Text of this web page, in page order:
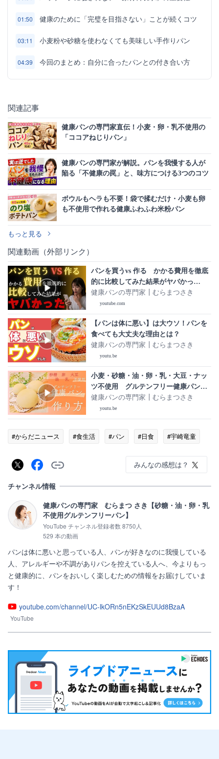
01:50 健康のために「完璧を目指さない」ことが続くコツ
03:11 小麦粉や砂糖を使わなくても美味しい手作りパン
04:39 今回のまとめ：自分に合ったパンとの付き合い方
関連記事
健康パンの専門家直伝！小麦・卵・乳不使用の
「ココアねじりパン」
健康パンの専門家が解説。パンを我慢する人が
陥る「不健康の罠」と、味方につける3つのコツ
ボウルもヘラも不要！袋で揉むだけ・小麦も卵
も不使用で作れる健康ふわふわ米粉パン
もっと見る
関連動画（外部リンク）
パンを買うvs 作る かかる費用を徹底
的に比較してみた結果がヤバかっ
た…！
健康パンの専門家┃むらまつさき
youtube.com
【パンは体に悪い】は大ウソ！パンを
食べても大丈夫な理由とは？
健康パンの専門家┃むらまつさき
youtu.be
小麦・砂糖・油・卵・乳・大豆・ナッ
ツ不使用 グルテンフリー健康パンの
作り方 ざっくり解説
健康パンの専門家┃むらまつさき
youtu.be
#からだニュース #食生活 #パン #日食 #宇崎竜童
みんなの感想は？
チャンネル情報
健康パンの専門家 むらまつ さき【砂糖・油・卵・乳
不使用グルテンフリーパン】
YouTube チャンネル登録者数 8750人
529 本の動画
パンは体に悪いと思っている人、パンが好きなのに我慢している
人、アレルギーや不調がありパンを控えている人へ、今よりもっ
と健康的に、パンをおいしく楽しむための情報をお届けしていま
す！
youtube.com/channel/UC-lkORn5nEKzSkEUUd8BzaA
YouTube